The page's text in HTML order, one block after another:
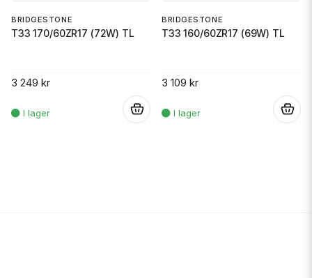
BRIDGESTONE
T33 170/60ZR17 (72W) TL
3 249 kr
BRIDGESTONE
T33 160/60ZR17 (69W) TL
3 109 kr